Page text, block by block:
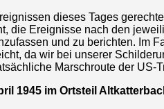
dieses Tages
die Ereignisse nach den
und zu berichten. Im
da wir bei unserer
Marschroute der US-
1945 im Ortsteil